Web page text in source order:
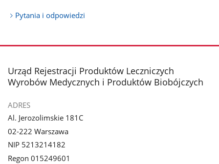
Pytania i odpowiedzi
stopka
Urząd Rejestracji Produktów Leczniczych
Wyrobów Medycznych i Produktów Biobójczych
ADRES
Al. Jerozolimskie 181C
02-222 Warszawa
NIP 5213214182
Regon 015249601